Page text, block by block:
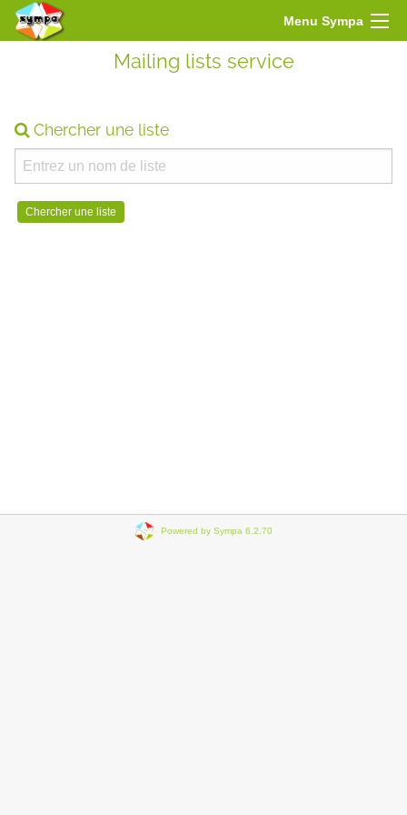
Menu Sympa
Mailing lists service
Chercher une liste
Powered by Sympa 6.2.70